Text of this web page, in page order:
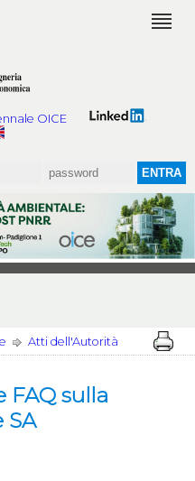
OICE
Atti dell'Autorità
FAQ sulla
SA